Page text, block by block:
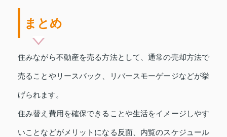
まとめ
住みながら不動産を売る方法として、通常の売却方法で
売ることやリースバック、リバースモーゲージなどが挙
げられます。
住み替え費用を確保できることや生活をイメージしやす
いことなどがメリットになる反面、内覧のスケジュール